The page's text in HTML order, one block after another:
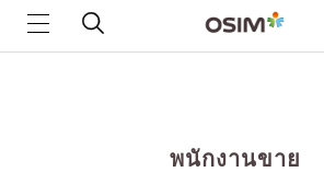
พนักงานขาย